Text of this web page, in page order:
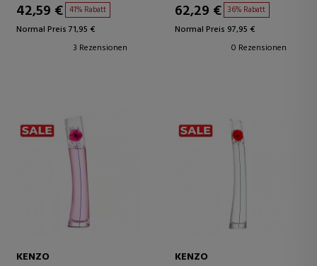
42,59 € 41% Rabatt
Normal Preis 71,95 €
3 Rezensionen
62,29 € 36% Rabatt
Normal Preis 97,95 €
0 Rezensionen
KENZO
KENZO